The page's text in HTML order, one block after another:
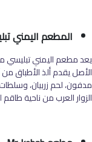
المطعم اليمني
يعد مطعم اليمني تبليسي
الأصل يقدم ألذ الأطباق
مدفون، لحم زربيان،
الزوار العرب من ناحية